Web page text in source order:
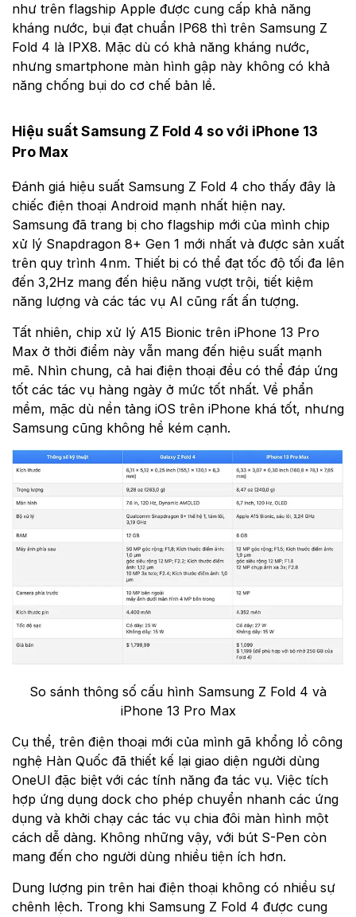
như trên flagship Apple được cung cấp khả năng
kháng nước, bụi đạt chuẩn IP68 thì trên Samsung Z
Fold 4 là IPX8. Mặc dù có khả năng kháng nước,
nhưng smartphone màn hình gập này không có khả
năng chống bụi do cơ chế bản lề.
Hiệu suất Samsung Z Fold 4 so với iPhone 13
Pro Max
Đánh giá hiệu suất Samsung Z Fold 4 cho thấy đây là
chiếc điện thoại Android mạnh nhất hiện nay.
Samsung đã trang bị cho flagship mới của mình chip
xử lý Snapdragon 8+ Gen 1 mới nhất và được sản xuất
trên quy trình 4nm. Thiết bị có thể đạt tốc độ tối đa lên
đến 3,2Hz mang đến hiệu năng vượt trội, tiết kiệm
năng lượng và các tác vụ AI cũng rất ấn tượng.
Tất nhiên, chip xử lý A15 Bionic trên iPhone 13 Pro
Max ở thời điểm này vẫn mang đến hiệu suất mạnh
mẽ. Nhìn chung, cả hai điện thoại đều có thể đáp ứng
tốt các tác vụ hàng ngày ở mức tốt nhất. Về phẩn
mềm, mặc dù nền tảng iOS trên iPhone khá tốt, nhưng
Samsung cũng không hề kém cạnh.
So sánh thông số cấu hình Samsung Z Fold 4 và
iPhone 13 Pro Max
Cụ thể, trên điện thoại mới của mình gã khổng lồ công
nghệ Hàn Quốc đã thiết kế lại giao diện người dùng
OneUI đặc biệt với các tính năng đa tác vụ. Việc tích
hợp ứng dụng dock cho phép chuyển nhanh các ứng
dụng và khởi chạy các tác vụ chia đôi màn hình một
cách dễ dàng. Không những vậy, với bút S-Pen còn
mang đến cho người dùng nhiều tiện ích hơn.
Dung lượng pin trên hai điện thoại không có nhiều sự
chênh lệch. Trong khi Samsung Z Fold 4 được cung